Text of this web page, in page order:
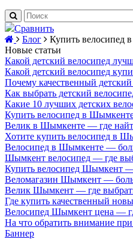
Сравнить
Блог
Купить велосипед
Новые статьи
Какой детский велосипед
Какой детский велосипед
Почему качественный
Как выбрать детский
Какие 10 лучших детских
Купить велосипед в
Велик в Шымкенте — где
Хотите купить велосипед в
Велосипед в Шымкенте —
Шымкент велосипед — где
Купить велосипед Шымкент —
Веломагазин Шымкент —
Велик Шымкент — где выбрать
Где купить качественный
Велосипед Шымкент цена —
На что обратить внимание
Баннер